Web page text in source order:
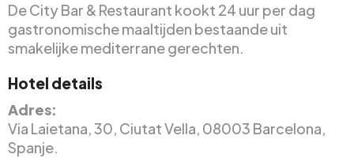
De City Bar & Restaurant kookt 24 uur per dag
gastronomische maaltijden bestaande uit
smakelijke mediterrane gerechten.
Hotel details
Adres:
Via Laietana, 30, Ciutat Vella, 08003 Barcelona,
Spanje.